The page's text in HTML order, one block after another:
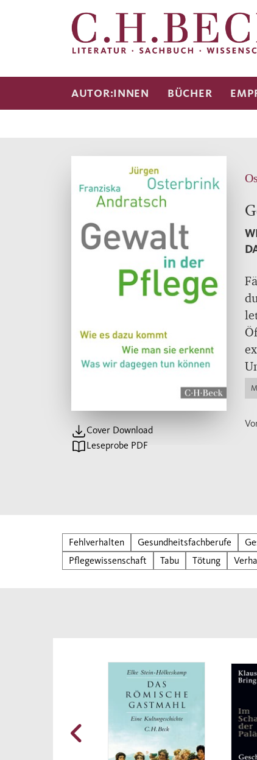
AUTOR:INNEN BÜCHER
Cover Download
Leseprobe PDF
Fehlverhalten Gesundheitsfachberufe
Pflegewissenschaft
Tabu Tötung